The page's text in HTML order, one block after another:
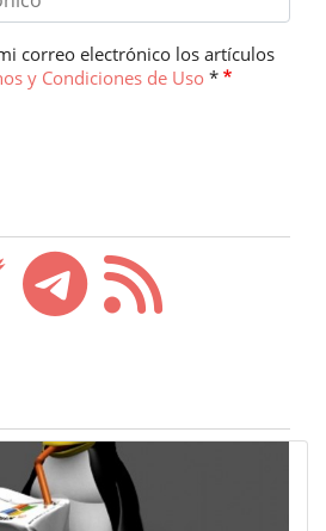
correo electrónico los artículos
y Condiciones de Uso *